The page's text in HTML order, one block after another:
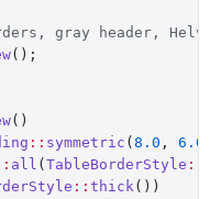
gray header,
();
()
:: symmetric ( 8.0 , 6.0
all ( TableBorderStyle ::
:: thick())